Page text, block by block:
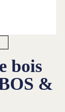
bois
&